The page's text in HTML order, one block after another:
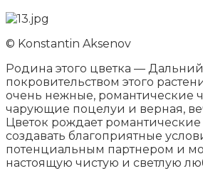
© Konstantin Aksenov
Родина этого цветка —
покровительством этого
очень нежные, романтические
чарующие поцелуи и верная,
Цветок рождает романтические
создавать благоприятные
потенциальным партнером и
настоящую чистую и светлую